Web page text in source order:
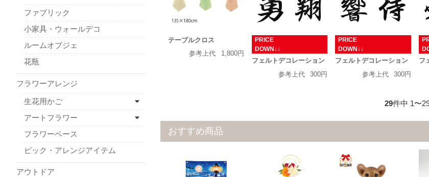
テーブルクロス
参考上代
1,800円
PRICE
DOWN↓↓
フェルトデコレーション
参考上代
300円
PRICE
DOWN↓↓
フェルトデコレーション
参考上代
300円
フ
29件中 1〜
おすすめ商品
ファブリック
小家具・ウォールデコ
ルームオブジェ
花瓶
フラワーアレンジ
生花用かご
アートフラワー
フラワーベース
ピック・アレンジアイテム
アウトドア